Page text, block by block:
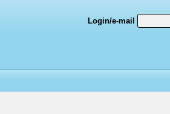
Login/e-mail